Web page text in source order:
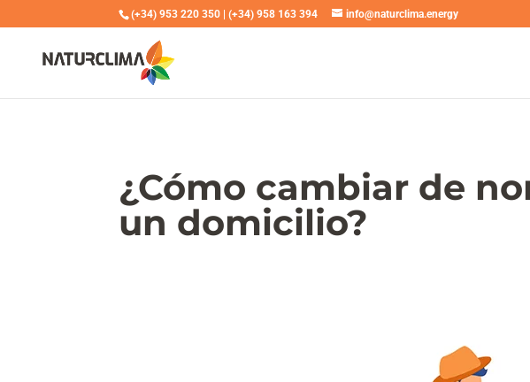
(+34) 953 220 350 |(+34) 958 163 394 info@naturclima.energy
¿Cómo cambiar de
un domicilio?